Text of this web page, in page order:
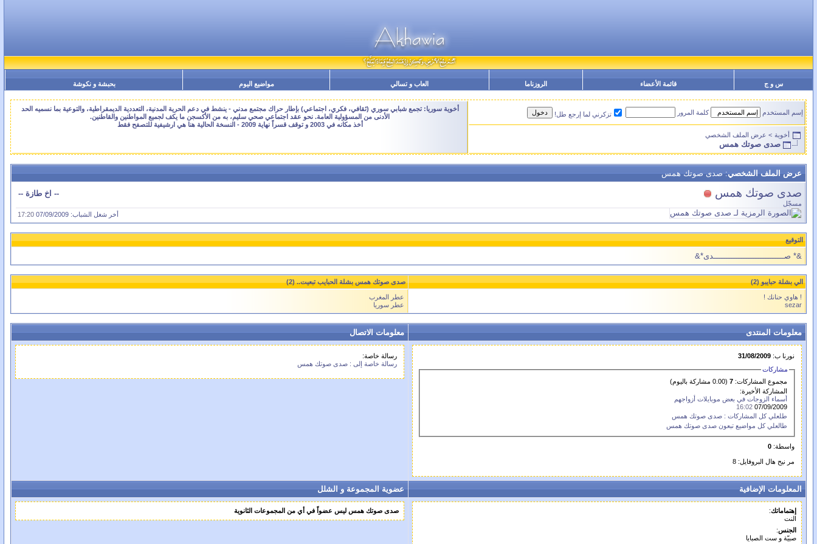
س و ج قائمة الأعضاء الروزناما العاب و تسالي مواضيع اليوم بحبشة و نكوشة
إسم المستخدم كلمة المرور تزكرني لما إرجع طل!
أخوية سوريا: تجمع شبابي سوري (ثقافي، فكري، اجتماعي) بإطار حراك مجتمع مدني - ينشط في دعم الحرية المدنية، التعددية الديمقراطية، والتوعية بما نسميه الحد
الأدنى من المسؤولية العامة. نحو عقد اجتماعي صحي سليم، به من الأكسجن ما يكف لجميع المواطنين والقاطنين.
أخذ مكانه في 2003 و توقف قسراً نهاية 2009 - النسخة الحالية هنا هي ارشيفية للتصفح فقط
أخوية > عرض الملف الشخصي
صدى صوتك همس
عرض الملف الشخصي: صدى صوتك همس
-- اخ طازة -- صدى صوتك همس
مسجّل
أخر شغل الشباب: 07/09/2009
17:20
التوقيع
&* صـــــــــــــــــــــــــــــدى*&
الي بشلة حبايبو (2) صدى صوتك همس بشلة الحبايب تبعيت.. (2)
! هاوي حنانك !
sezar
عطر المغرب
عطر سوريا
معلومات المنتدى معلومات الاتصال
نورنا ب: 31/08/2009
مشاركات
مجموع المشاركات:7 (0.00 مشاركة باليوم)
المشاركة الأخيرة:
أسماء الزوجات في بعض موبايلات أزواجهم
07/09/2009
16:02
طلعلي كل المشاركات : صدى صوتك همس
طالعلي كل مواضيع تبعون صدى صوتك همس
واسطة: 0
مر نيح هال البروفايل: 8
رسالة خاصة:
رسالة خاصة إلى : صدى صوتك همس
المعلومات الإضافية عضوية المجموعة و الشلل
إهتماماتك:
النت
الجنس:
صبيّة و ست الصبايا
صدى صوتك همس ليس عضواً في أي من المجموعات الثانوية